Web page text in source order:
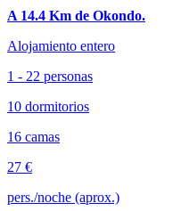
A 14.4 Km de Okondo.
Alojamiento entero
1 - 22 personas
10 dormitorios
16 camas
27 €
pers./noche (aprox.)